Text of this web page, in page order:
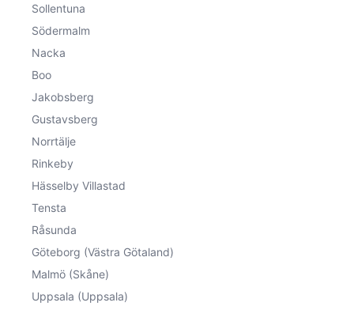
Sollentuna
Södermalm
Nacka
Boo
Jakobsberg
Gustavsberg
Norrtälje
Rinkeby
Hässelby Villastad
Tensta
Råsunda
Göteborg (Västra Götaland)
Malmö (Skåne)
Uppsala (Uppsala)